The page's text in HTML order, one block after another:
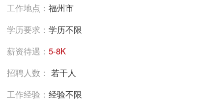
工作地点：福州市
学历要求：学历不限
薪资待遇：5-8K
招聘人数：若干人
工作经验：经验不限